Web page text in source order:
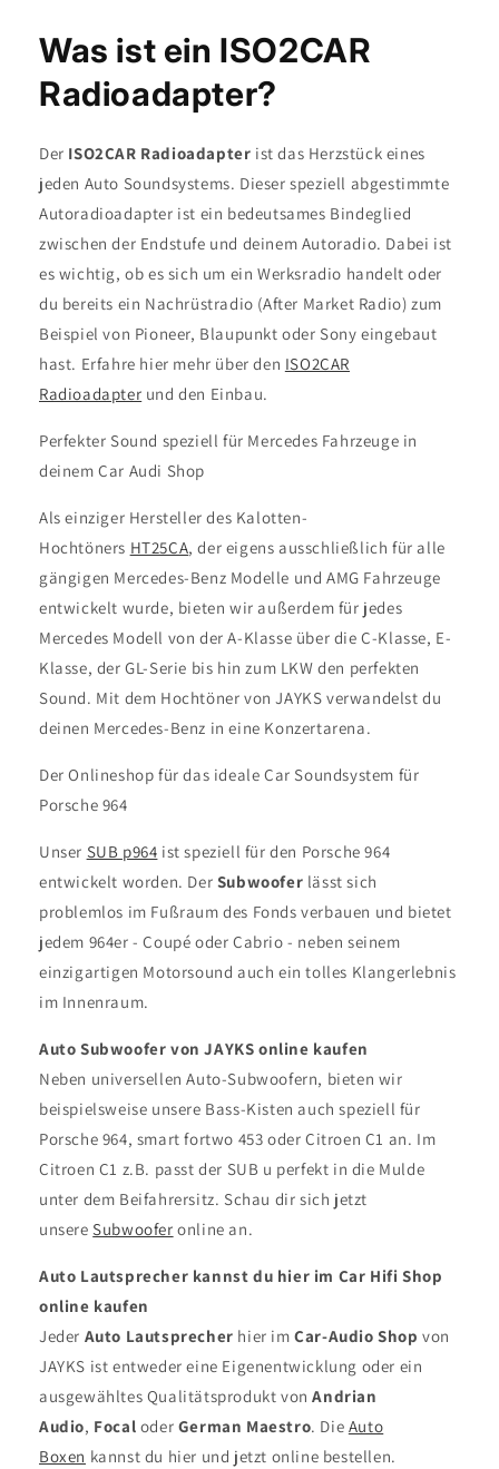
Was ist ein ISO2CAR
Radioadapter?
Der ISO2CAR Radioadapter ist das Herzstück eines
jeden Auto Soundsystems. Dieser speziell abgestimmte
Autoradioadapter ist ein bedeutsames Bindeglied
zwischen der Endstufe und deinem Autoradio. Dabei ist
es wichtig, ob es sich um ein Werksradio handelt oder
du bereits ein Nachrüstradio (After Market Radio) zum
Beispiel von Pioneer, Blaupunkt oder Sony eingebaut
hast. Erfahre hier mehr über den ISO2CAR
Radioadapter und den Einbau.
Perfekter Sound speziell für Mercedes Fahrzeuge in
deinem Car Audi Shop
Als einziger Hersteller des Kalotten-
Hochtöners HT25CA, der eigens ausschließlich für alle
gängigen Mercedes-Benz Modelle und AMG Fahrzeuge
entwickelt wurde, bieten wir außerdem für jedes
Mercedes Modell von der A-Klasse über die C-Klasse, E-
Klasse, der GL-Serie bis hin zum LKW den perfekten
Sound. Mit dem Hochtöner von JAYKS verwandelst du
deinen Mercedes-Benz in eine Konzertarena.
Der Onlineshop für das ideale Car Soundsystem für
Porsche 964
Unser SUB p964 ist speziell für den Porsche 964
entwickelt worden. Der Subwoofer lässt sich
problemlos im Fußraum des Fonds verbauen und bietet
jedem 964er - Coupé oder Cabrio - neben seinem
einzigartigen Motorsound auch ein tolles Klangerlebnis
im Innenraum.
Auto Subwoofer von JAYKS online kaufen
Neben universellen Auto-Subwoofern, bieten wir
beispielsweise unsere Bass-Kisten auch speziell für
Porsche 964, smart fortwo 453 oder Citroen C1 an. Im
Citroen C1 z.B. passt der SUB u perfekt in die Mulde
unter dem Beifahrersitz. Schau dir sich jetzt
unsereSubwoofer online an.
Auto Lautsprecher kannst du hier im Car Hifi Shop
online kaufen
Jeder Auto Lautsprecher hier imCar-Audio Shop von
JAYKS ist entweder eine Eigenentwicklung oder ein
ausgewähltes Qualitätsprodukt vonAndrian
Audio, Focal oder German Maestro. Die Auto
Boxen kannst du hier und jetzt online bestellen.